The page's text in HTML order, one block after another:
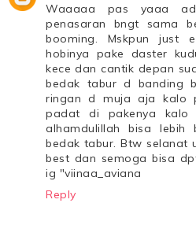
Waaaaa pas yaaa
penasaran bngt sama
booming. Mskpun just
hobinya pake daster
kece dan cantik depan
bedak tabur d banding
ringan d muja aja kalo
padat di pakenya kalo
alhamdulillah bisa
bedak tabur. Btw selanat
best dan semoga bisa
ig "viinaa_aviana
Reply